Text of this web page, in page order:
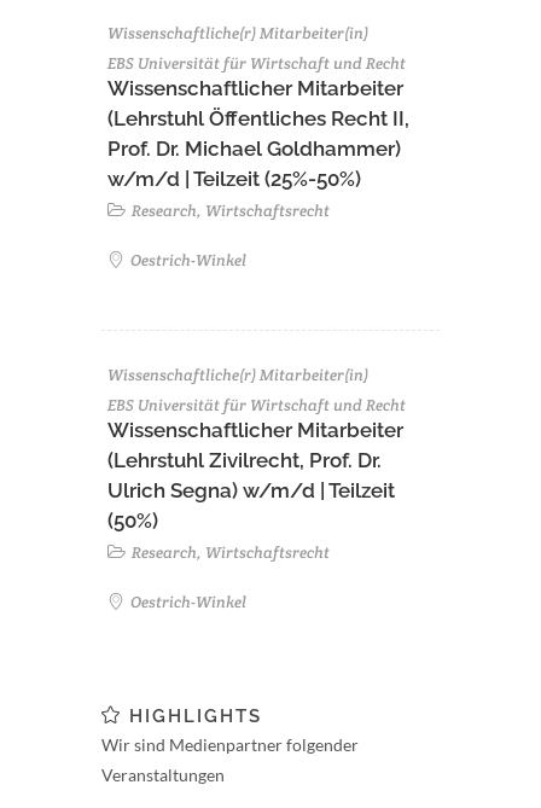
Wissenschaftliche(r) Mitarbeiter(in)
EBS Universität für Wirtschaft und Recht
Wissenschaftlicher Mitarbeiter
(Lehrstuhl Öffentliches Recht II,
Prof. Dr. Michael Goldhammer)
w/m/d | Teilzeit (25%-50%)
Research, Wirtschaftsrecht
Oestrich-Winkel
Wissenschaftliche(r) Mitarbeiter(in)
EBS Universität für Wirtschaft und Recht
Wissenschaftlicher Mitarbeiter
(Lehrstuhl Zivilrecht, Prof. Dr.
Ulrich Segna) w/m/d | Teilzeit
(50%)
Research, Wirtschaftsrecht
Oestrich-Winkel
HIGHLIGHTS
Wir sind Medienpartner folgender
Veranstaltungen